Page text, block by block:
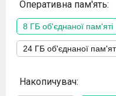
Оперативна пам'ять:
8 ГБ об'єднаної пам'яті
24 ГБ об'єднаної
Накопичувач: